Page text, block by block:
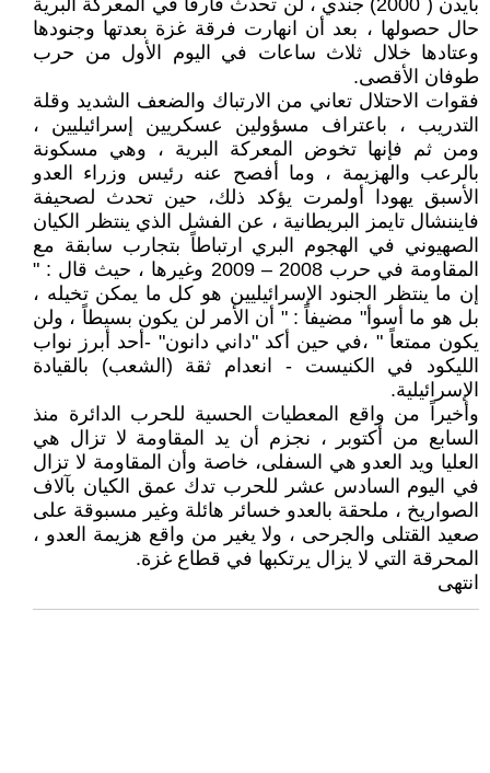
بايدن ( 2000) جندي ، لن تحدث فارقاً في المعركة البرية
حال حصولها ، بعد أن انهارت فرقة غزة بعدتها وجنودها
وعتادها خلال ثلاث ساعات في اليوم الأول من حرب
طوفان الأقصى.
فقوات الاحتلال تعاني من الارتباك والضعف الشديد وقلة
التدريب ، باعتراف مسؤولين عسكريين إسرائيليين ،
ومن ثم فإنها تخوض المعركة البرية ، وهي مسكونة
بالرعب والهزيمة ، وما أفصح عنه رئيس وزراء العدو
الأسبق يهودا أولمرت يؤكد ذلك، حين تحدث لصحيفة
فايننشال تايمز البريطانية ، عن الفشل الذي ينتظر الكيان
الصهيوني في الهجوم البري ارتباطاً بتجارب سابقة مع
المقاومة في حرب 2008 – 2009 وغيرها ، حيث قال : "
إن ما ينتظر الجنود الإسرائيليين هو كل ما يمكن تخيله ،
بل هو ما أسوأ" مضيفاً : " أن الأمر لن يكون بسيطاً ، ولن
يكون ممتعاً " ،في حين أكد "داني دانون" -أحد أبرز نواب
الليكود في الكنيست - انعدام ثقة (الشعب) بالقيادة
الإسرائيلية.
وأخيراً من واقع المعطيات الحسية للحرب الدائرة منذ
السابع من أكتوبر ، نجزم أن يد المقاومة لا تزال هي
العليا ويد العدو هي السفلى، خاصة وأن المقاومة لا تزال
في اليوم السادس عشر للحرب تدك عمق الكيان بآلاف
الصواريخ ، ملحقة بالعدو خسائر هائلة وغير مسبوقة على
صعيد القتلى والجرحى ، ولا يغير من واقع هزيمة العدو ،
المحرقة التي لا يزال يرتكبها في قطاع غزة.
انتهى